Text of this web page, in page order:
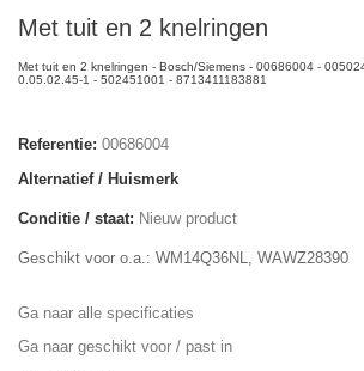
Met tuit en 2 knelringen
Met tuit en 2 knelringen - Bosch/Siemens - 00686004 -
0.05.02.45-1 - 502451001 - 8713411183881
Referentie: 00686004
Alternatief / Huismerk
Conditie / staat: Nieuw product
Geschikt voor o.a.: WM14Q36NL, WAWZ28390
Ga naar alle specificaties
Ga naar geschikt voor / past in